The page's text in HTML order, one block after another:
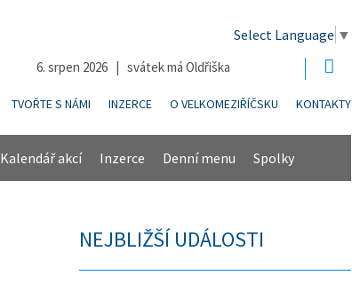
Select Language ▼
6. srpen 2026 | svátek má Oldřiška
TVOŘTE S NÁMI INZERCE O VELKOMEZIŘÍČSKU KONTAKTY
Kalendář akcí Inzerce Denní menu Spolky
NEJBLIŽŠÍ UDÁLOSTI